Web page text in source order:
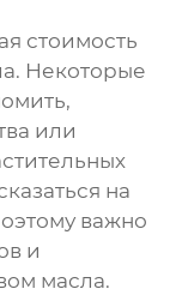
стоимость
. Некоторые
или
на
важно
и
масла.